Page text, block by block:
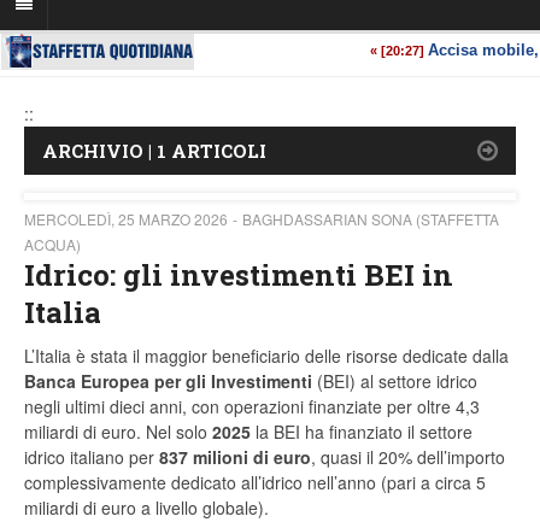
::
ARCHIVIO | 1 ARTICOLI
MERCOLEDÌ, 25 MARZO 2026
BAGHDASSARIAN SONA (STAFFETTA
ACQUA)
Idrico: gli investimenti BEI in
Italia
L’Italia è stata il maggior beneficiario delle risorse dedicate dalla
Banca Europea per gli Investimenti (BEI) al settore idrico
negli ultimi dieci anni, con operazioni finanziate per oltre 4,3
miliardi di euro. Nel solo 2025 la BEI ha finanziato il settore
idrico italiano per 837 milioni di euro, quasi il 20% dell’importo
complessivamente dedicato all’idrico nell’anno (pari a circa 5
miliardi di euro a livello globale).